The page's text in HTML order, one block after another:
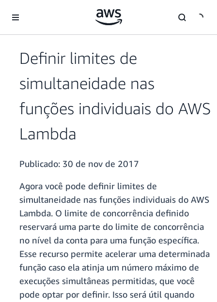
Pular para o conteúdo principal
Definir limites de
simultaneidade nas
funções individuais do AWS
Lambda
Publicado: 30 de nov de 2017
Agora você pode definir limites de
simultaneidade nas funções individuais do AWS
Lambda. O limite de concorrência definido
reservará uma parte do limite de concorrência
no nível da conta para uma função específica.
Esse recurso permite acelerar uma determinada
função caso ela atinja um número máximo de
execuções simultâneas permitidas, que você
pode optar por definir. Isso será útil quando